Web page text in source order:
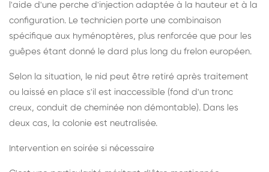
l'aide d'une perche d'injection adaptée à la hauteur et à la
configuration. Le technicien porte une combinaison
spécifique aux hyménoptères, plus renforcée que pour les
guêpes étant donné le dard plus long du frelon européen.
Selon la situation, le nid peut être retiré après traitement
ou laissé en place s'il est inaccessible (fond d'un tronc
creux, conduit de cheminée non démontable). Dans les
deux cas, la colonie est neutralisée.
Intervention en soirée si nécessaire